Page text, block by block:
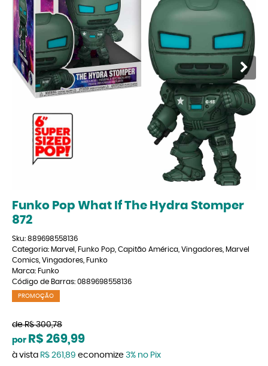
Funko Pop What If The Hydra Stomper
872
Sku: 889698558136
Categoria: Marvel Funko Pop Capitão América Vingadores Marvel
Comics Vingadores Funko
Marca: Funko
Código de Barras: 0889698558136
PROMOÇÃO
de R$ 300,78
por R$ 269,99
à vista R$ 261,89 economize 3% no Pix